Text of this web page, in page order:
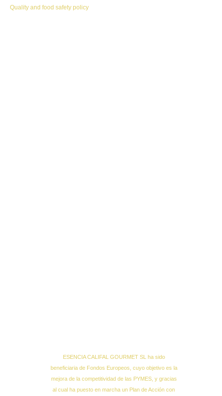
Quality and food safety policy
ESENCIA CALIFAL GOURMET SL ha sido
beneficiaria de Fondos Europeos, cuyo objetivo es la
mejora de la competitividad de las PYMES, y gracias
al cual ha puesto en marcha un Plan de Acción con